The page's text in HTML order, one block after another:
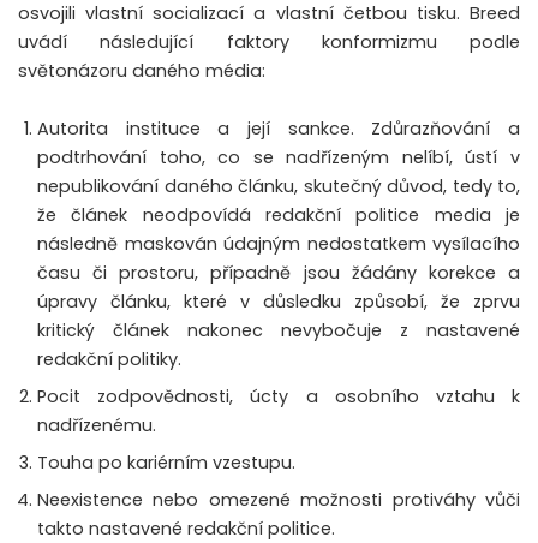
osvojili vlastní socializací a vlastní četbou tisku. Breed
uvádí následující faktory konformizmu podle
světonázoru daného média:
Autorita instituce a její sankce. Zdůrazňování a
podtrhování toho, co se nadřízeným nelíbí, ústí v
nepublikování daného článku, skutečný důvod, tedy to,
že článek neodpovídá redakční politice media je
následně maskován údajným nedostatkem vysílacího
času či prostoru, případně jsou žádány korekce a
úpravy článku, které v důsledku způsobí, že zprvu
kritický článek nakonec nevybočuje z nastavené
redakční politiky.
Pocit zodpovědnosti, úcty a osobního vztahu k
nadřízenému.
Touha po kariérním vzestupu.
Neexistence nebo omezené možnosti protiváhy vůči
takto nastavené redakční politice.